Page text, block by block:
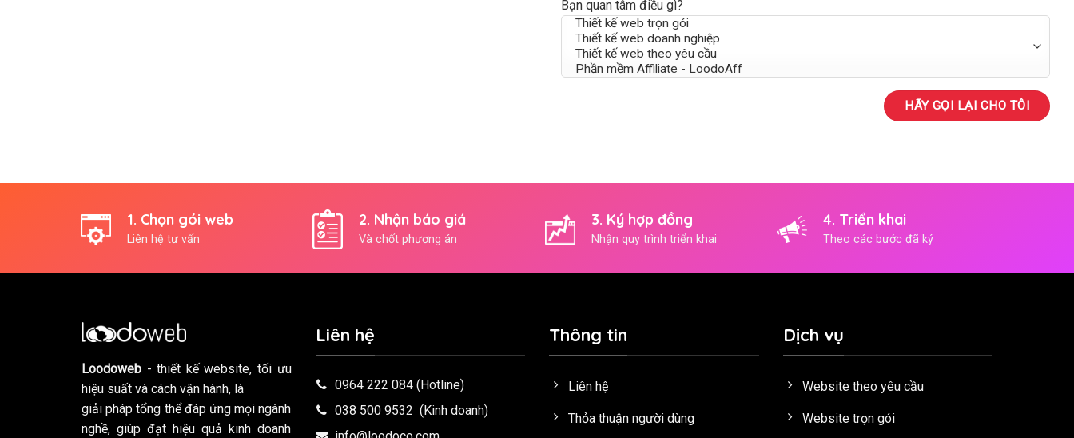
Bạn quan tâm điều gì?
1. Chọn gói web
Liên hệ tư vấn
2. Nhận báo giá
Và chốt phương án
3. Ký hợp đồng
Nhận quy trình triển khai
4. Triển khai
Theo các bước đã ký
Loodoweb - thiết kế website, tối ưu
hiệu suất và cách vận hành, là
giải pháp tổng thể đáp ứng mọi ngành
nghề, giúp đạt hiệu quả kinh doanh
Liên hệ
0964 222 084(Hotline)
038 500 9532 (Kinh doanh)
Thông tin
Liên hệ
Thỏa thuận người dùng
Dịch vụ
Website theo yêu cầu
Website trọn gói